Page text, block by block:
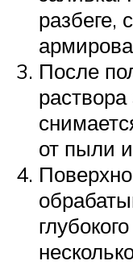
разбеге,
После
от пыли